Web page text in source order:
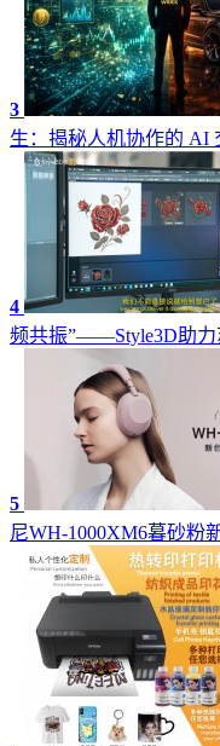
3
生：揭秘人机协作的 AI
4
频共振”——Style3D助力
5
尼WH-1000XM6暮砂粉